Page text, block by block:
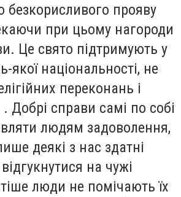
безкорисливого прояву
при цьому нагороди
Це свято підтримують у
якої національності, не
переконань і
. Добрі справи самі по собі
людям задоволення,
деякі з нас здатні
на чужі
люди не помічають їх